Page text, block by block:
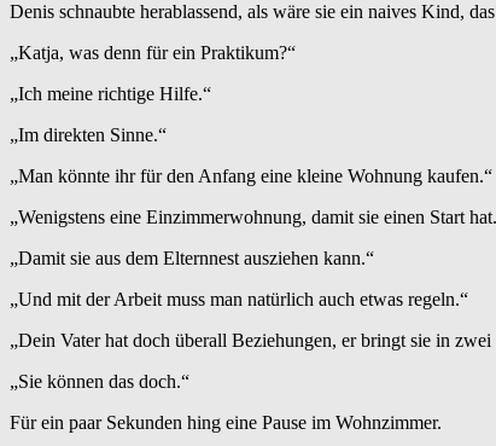
Denis schnaubte herablassend, als wäre sie ein naives Kind,
„Katja, was denn für ein Praktikum?“
„Ich meine richtige Hilfe.“
„Im direkten Sinne.“
„Man könnte ihr für den Anfang eine kleine Wohnung kaufen.“
„Wenigstens eine Einzimmerwohnung, damit sie einen Start
„Damit sie aus dem Elternnest ausziehen kann.“
„Und mit der Arbeit muss man natürlich auch etwas regeln.“
„Dein Vater hat doch überall Beziehungen, er bringt sie in
„Sie können das doch.“
Für ein paar Sekunden hing eine Pause im Wohnzimmer.